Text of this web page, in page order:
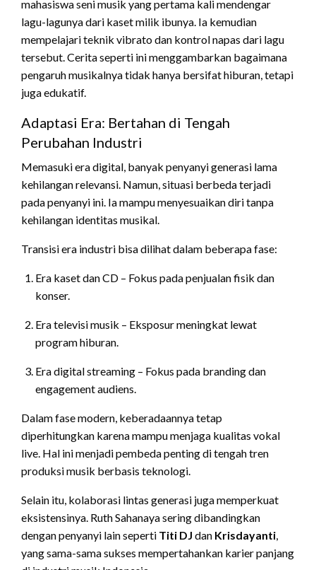
mahasiswa seni musik yang pertama kali mendengar
lagu-lagunya dari kaset milik ibunya. Ia kemudian
mempelajari teknik vibrato dan kontrol napas dari lagu
tersebut. Cerita seperti ini menggambarkan bagaimana
pengaruh musikalnya tidak hanya bersifat hiburan, tetapi
juga edukatif.
Adaptasi Era: Bertahan di Tengah
Perubahan Industri
Memasuki era digital, banyak penyanyi generasi lama
kehilangan relevansi. Namun, situasi berbeda terjadi
pada penyanyi ini. Ia mampu menyesuaikan diri tanpa
kehilangan identitas musikal.
Transisi era industri bisa dilihat dalam beberapa fase:
Era kaset dan CD – Fokus pada penjualan fisik dan
konser.
Era televisi musik – Eksposur meningkat lewat
program hiburan.
Era digital streaming – Fokus pada branding dan
engagement audiens.
Dalam fase modern, keberadaannya tetap
diperhitungkan karena mampu menjaga kualitas vokal
live. Hal ini menjadi pembeda penting di tengah tren
produksi musik berbasis teknologi.
Selain itu, kolaborasi lintas generasi juga memperkuat
eksistensinya. Ruth Sahanaya sering dibandingkan
dengan penyanyi lain seperti Titi DJ dan Krisdayanti,
yang sama-sama sukses mempertahankan karier panjang